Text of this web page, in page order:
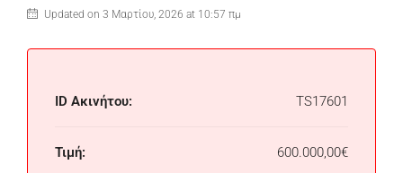
Updated on 3 Μαρτίου, 2026 at 10:57 πμ
ID Ακινήτου: TS17601
Τιμή: 600.000,00€